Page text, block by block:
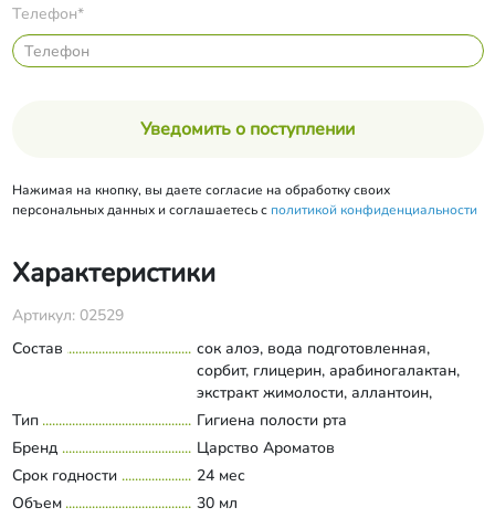
Телефон*
Уведомить о поступлении
Нажимая на кнопку, вы даете согласие на обработку своих
персональных данных и соглашаетесь с политикой конфиденциальности
Характеристики
Артикул: 02529
Состав
сок алоэ, вода подготовленная,
сорбит, глицерин, арабиногалактан,
экстракт жимолости, аллантоин,
ПЭГ-40 гидрогенизированное
касторовое масло, масло эфирное
мяты, ароматизатор пищевой
«Персик», калия сорбат.
Развернуть состав
Тип
Гигиена полости рта
Бренд
Царство Ароматов
Срок годности
24 мес
Объем
30 мл